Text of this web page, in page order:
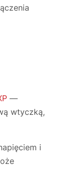
—
wtyczką,
i